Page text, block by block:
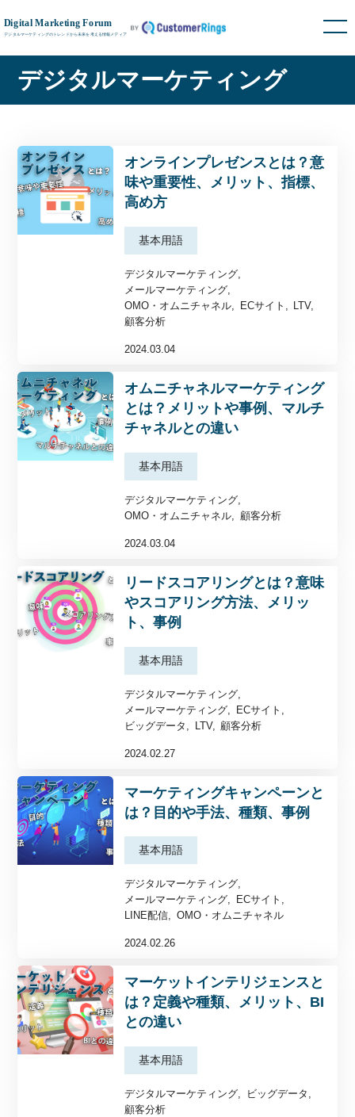
デジタルマーケティング
ツールの効果的な活用法
基本用語
イベント
主な機能
料金
企業様活用事例
デジタルマーケティング
オンラインプレゼンスとは？意
味や重要性、メリット、指標、
高め方
基本用語
デジタルマーケティング
メールマーケティング
OMO・オムニチャネル
ECサイト
LTV
顧客分析
2024.03.04
オムニチャネルマーケティング
とは？メリットや事例、マルチ
チャネルとの違い
基本用語
デジタルマーケティング
OMO・オムニチャネル
顧客分析
2024.03.04
リードスコアリングとは？意味
やスコアリング方法、メリッ
ト、事例
基本用語
デジタルマーケティング
メールマーケティング
ECサイト
ビッグデータ
LTV 顧客分析
2024.02.27
マーケティングキャンペーンと
は？目的や手法、種類、事例
基本用語
デジタルマーケティング
メールマーケティング
ECサイト
LINE配信
OMO・オムニチャネル
2024.02.26
マーケットインテリジェンスと
は？定義や種類、メリット、BI
との違い
基本用語
デジタルマーケティング
ビッグデータ
顧客分析